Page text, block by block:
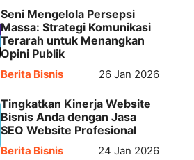
Seni Mengelola Persepsi
Massa: Strategi Komunikasi
Terarah untuk Menangkan
Opini Publik
Berita Bisnis 26 Jan 2026
Tingkatkan Kinerja Website
Bisnis Anda dengan Jasa
SEO Website Profesional
Berita Bisnis 24 Jan 2026